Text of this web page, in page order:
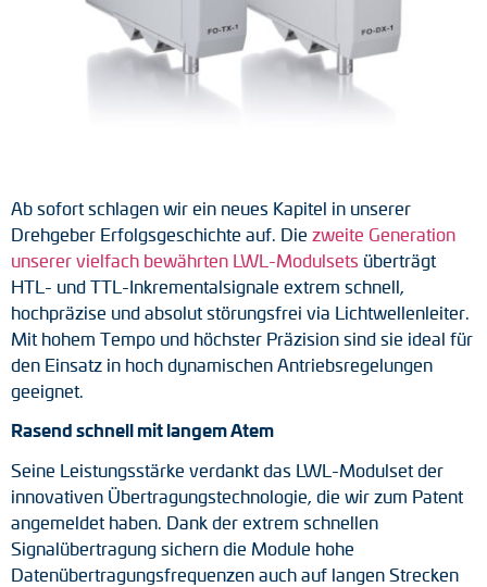
Tacho-Generatoren
LWL-Signalübertragung
Frequenz-Spannungs-Wandler
Handmessgeräte
Kabelschutz
Kupplungen
Zwischenflansche
Adapterwellen
Drehmomentstützen
DC Motoren
Ab sofort schlagen wir ein neues Kapitel in unserer
Drehgeber Erfolgsgeschichte auf. Die zweite Generation
unserer vielfach bewährten LWL-Modulsets überträgt
HTL- und TTL-Inkrementalsignale extrem schnell,
hochpräzise und absolut störungsfrei via Lichtwellenleiter.
Mit hohem Tempo und höchster Präzision sind sie ideal für
den Einsatz in hoch dynamischen Antriebsregelungen
geeignet.
Rasend schnell mit langem Atem
Seine Leistungsstärke verdankt das LWL-Modulset der
innovativen Übertragungstechnologie, die wir zum Patent
angemeldet haben. Dank der extrem schnellen
Signalübertragung sichern die Module hohe
Datenübertragungsfrequenzen auch auf langen Strecken